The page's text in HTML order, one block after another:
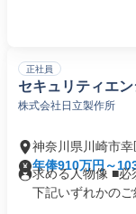
正社員
セキュリティエ
株式会社日立製作所
神奈川県川崎市幸
年俸910万円～
求める人物像 ■必
下記いずれかのご